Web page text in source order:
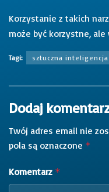
Korzystanie z takich
może być korzystne,
Tagi: sztuczna inteligencja
Dodaj komentarz
Twój adres email nie
pola są oznaczone *
Komentarz *